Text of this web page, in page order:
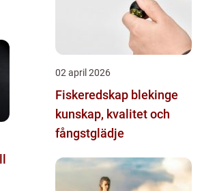
02 april 2026
Fiskeredskap blekinge
kunskap, kvalitet och
fångstglädje